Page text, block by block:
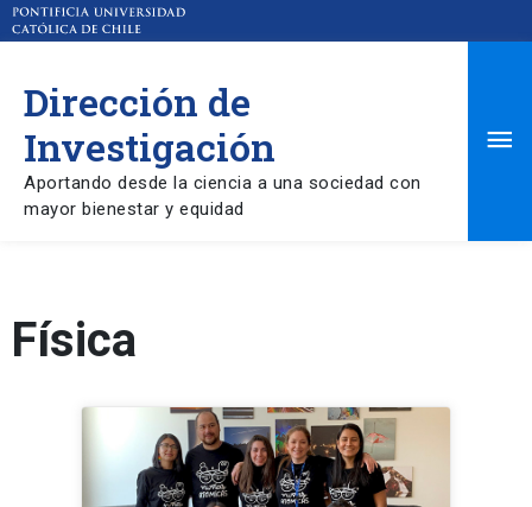
Dirección de
Investigación
Aportando desde la ciencia a una sociedad con
mayor bienestar y equidad
Física